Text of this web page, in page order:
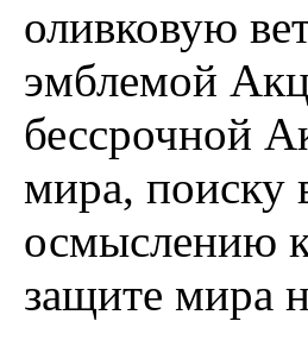
оливковую
эмблемой
бессрочной
мира, поиску
осмыслению
защите мира